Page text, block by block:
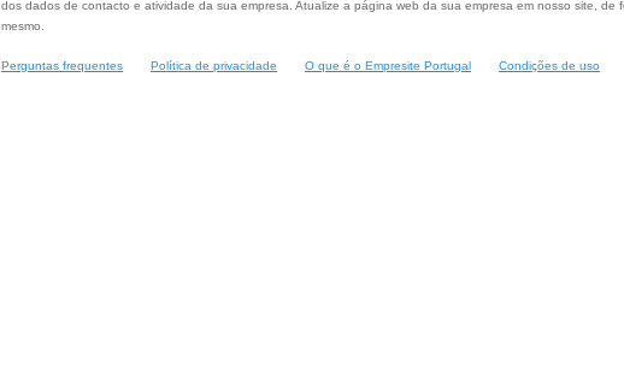
dos dados de contacto e atividade da sua empresa. Atualize a página web da sua empresa em nosso site, de
mesmo.
Perguntas frequentes Política de privacidade O que é o Empresite Portugal Condições de uso